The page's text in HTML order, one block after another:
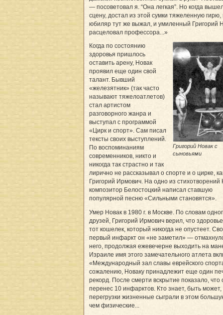
— посоветовал я. “Она легкая”. Но когда
сцену, достал из этой сумки тяжеленную гирю,
юбиляр тут же выжал, и умиленный Григорий
расцеловал профессора...»
Григорий Новак с
сыновьями
Когда по состоянию
здоровья пришлось
оставить арену, Новак
проявил еще один свой
талант. Бывший
«железятник» (так часто
называют тяжелоатлетов)
стал артистом
разговорного жанра и
выступал с программой
«Цирк и спорт». Сам писал
тексты своих выступлений.
По воспоминаниям
современников, никто и
никогда так страстно и так
лирично не рассказывал о спорте и о цирке,
Григорий Ирмович. На одно из стихотворений
композитор Белостоцкий написал ставшую
популярной песню «Сильными становятся».
Умер Новак в 1980 г. в Москве. По словам
друзей, Григорий Ирмович верил, что
тот кошелек, который никогда не опустеет.
первый инфаркт он «не заметил» —
него, продолжая ежевечерне выходить на
Израиле имя этого замечательного атлета
«Международный зал славы еврейского
сожалению, Новаку принадлежит еще один
рекорд. После смерти вскрытие показало, что
перенес 10 инфарктов. Кто знает, быть может,
перегрузки жизненные сыграли в этом
чем физические...